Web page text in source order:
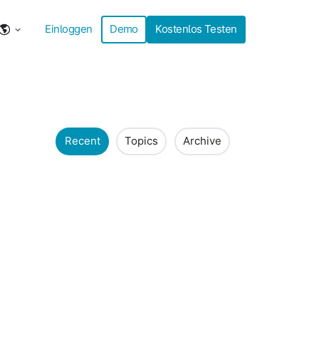
Einloggen Demo Kostenlos Testen
Recent Topics Archive